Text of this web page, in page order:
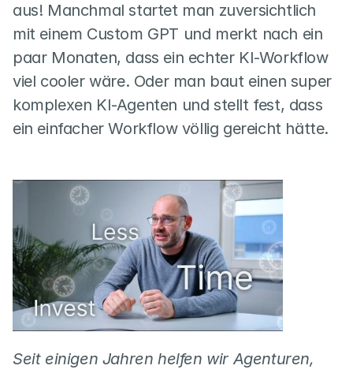
aus! Manchmal startet man zuversichtlich
mit einem Custom GPT und merkt nach ein
paar Monaten, dass ein echter KI-Workflow
viel cooler wäre. Oder man baut einen super
komplexen KI-Agenten und stellt fest, dass
ein einfacher Workflow völlig gereicht hätte.
Seit einigen Jahren helfen wir Agenturen,